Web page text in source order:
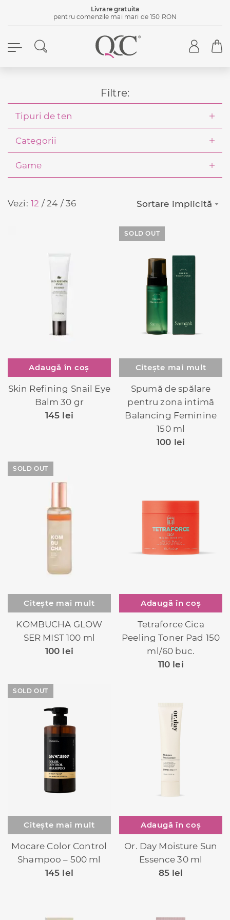
Livrare gratuita
pentru comenzile mai mari de 150 RON
Filtre:
Tipuri de ten
Categorii
Game
Sortare implicită
Vezi: 12 24 36
Adaugă în coș
Skin Refining Snail Eye
Balm 30 gr
145 lei
SOLD OUT
Citește mai mult
Spumă de spălare
pentru zona intimă
Balancing Feminine
150 ml
100 lei
SOLD OUT
Citește mai mult
KOMBUCHA GLOW
SER MIST 100 ml
100 lei
Adaugă în coș
Tetraforce Cica
Peeling Toner Pad 150
ml/60 buc.
110 lei
SOLD OUT
Citește mai mult
Mocare Color Control
Shampoo – 500 ml
145 lei
Adaugă în coș
Or. Day Moisture Sun
Essence 30 ml
85 lei